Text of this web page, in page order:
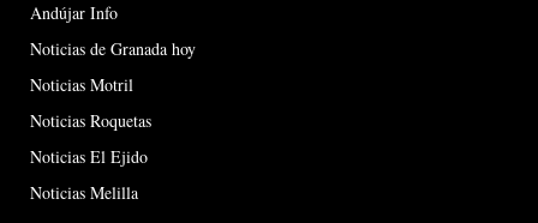
Andújar Info
Noticias de Granada hoy
Noticias Motril
Noticias Roquetas
Noticias El Ejido
Noticias Melilla